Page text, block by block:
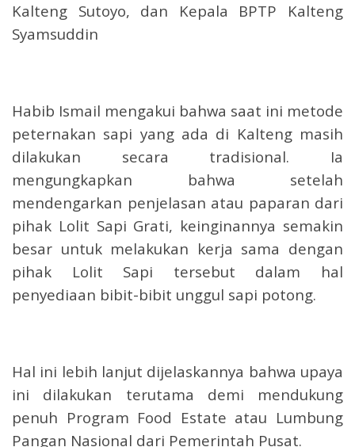
Kalteng Sutoyo, dan Kepala BPTP Kalteng
Syamsuddin
Habib Ismail mengakui bahwa saat ini metode
peternakan sapi yang ada di Kalteng masih
dilakukan secara tradisional. Ia
mengungkapkan bahwa setelah
mendengarkan penjelasan atau paparan dari
pihak Lolit Sapi Grati, keinginannya semakin
besar untuk melakukan kerja sama dengan
pihak Lolit Sapi tersebut dalam hal
penyediaan bibit-bibit unggul sapi potong.
Hal ini lebih lanjut dijelaskannya bahwa upaya
ini dilakukan terutama demi mendukung
penuh Program Food Estate atau Lumbung
Pangan Nasional dari Pemerintah Pusat.